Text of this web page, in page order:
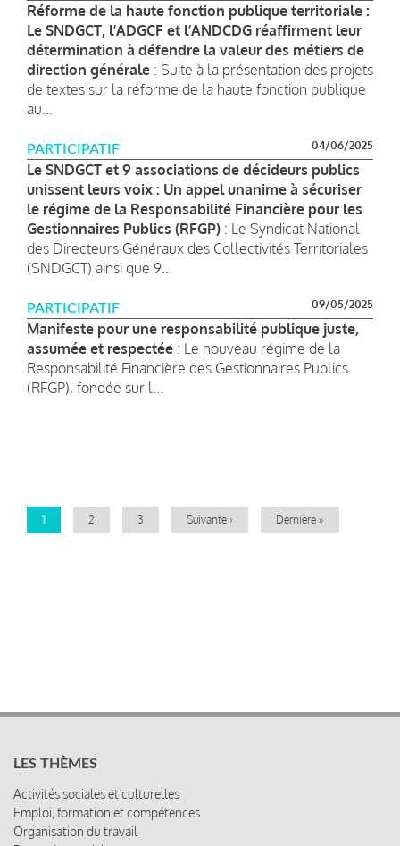
Réforme de la haute fonction publique territoriale :
Le SNDGCT, l’ADGCF et l’ANDCDG réaffirment leur
détermination à défendre la valeur des métiers de
direction générale : Suite à la présentation des projets
de textes sur la réforme de la haute fonction publique
au...
PARTICIPATIF 04/06/2025
Le SNDGCT et 9 associations de décideurs publics
unissent leurs voix : Un appel unanime à sécuriser
le régime de la Responsabilité Financière pour les
Gestionnaires Publics (RFGP) : Le Syndicat National
des Directeurs Généraux des Collectivités Territoriales
(SNDGCT) ainsi que 9...
PARTICIPATIF 09/05/2025
Manifeste pour une responsabilité publique juste,
assumée et respectée : Le nouveau régime de la
Responsabilité Financière des Gestionnaires Publics
(RFGP), fondée sur l...
Page
1 Page
2 Page
3
Page
Suivante ›
Dernière
Dernière »
LES THÈMES
Activités sociales et culturelles
Emploi, formation et compétences
Organisation du travail